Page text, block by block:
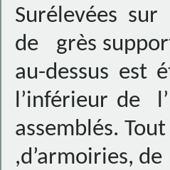
Surélevées
de grès
au-dessus est
l’inférieur de
assemblés.
,d’armoiries,